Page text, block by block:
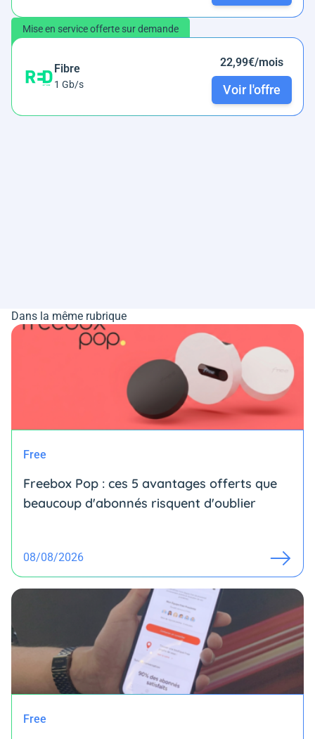
Mise en service offerte sur demande
Fibre
1 Gb/s
22,99€/mois
Voir l'offre
Dans la même rubrique
Free
Freebox Pop : ces 5 avantages offerts que
beaucoup d'abonnés risquent d'oublier
08/08/2026
Free